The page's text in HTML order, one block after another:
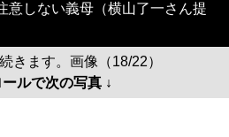
意しない義母（横山了一さん提
きます。画像（18/22）
ールで次の写真 ↓